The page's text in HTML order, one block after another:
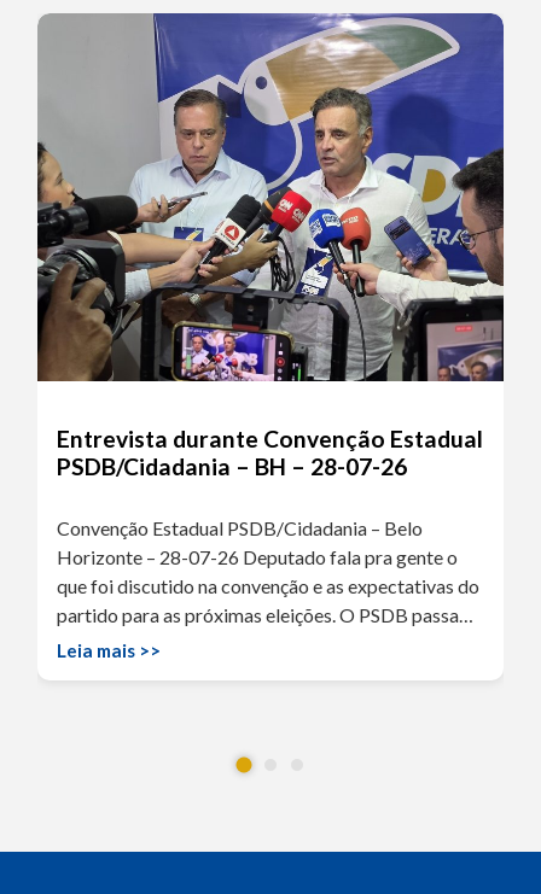
Entrevista durante Convenção Estadual
PSDB/Cidadania – BH – 28-07-26
Convenção Estadual PSDB/Cidadania – Belo
Horizonte – 28-07-26 Deputado fala pra gente o
que foi discutido na convenção e as expectativas do
partido para as próximas eleições. O PSDB passa…
Leia mais >>